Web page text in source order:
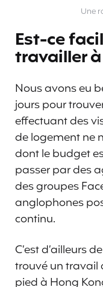
Une
Est-ce
travailler
Nous avons eu
jours pour
effectuant des
de logement ne
dont le budget
passer par des
des groupes
anglophones
continu.
C’est d’ailleurs
trouvé un travail
pied à Hong